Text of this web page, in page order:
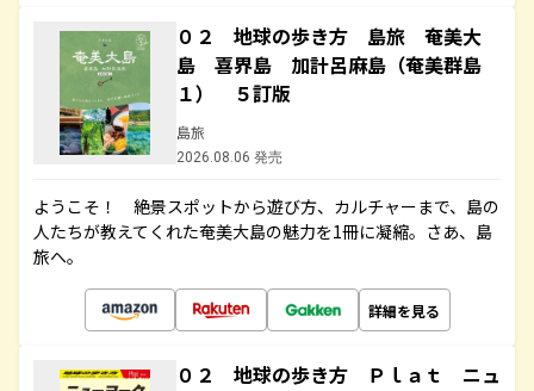
０２ 地球の歩き方 島旅 奄美大
島 喜界島 加計呂麻島（奄美群島
１） ５訂版
島旅
2026.08.06 発売
ようこそ！ 絶景スポットから遊び方、カルチャーまで、島の
人たちが教えてくれた奄美大島の魅力を1冊に凝縮。さあ、島
旅へ。
詳細を見る
０２ 地球の歩き方 Ｐｌａｔ ニュ